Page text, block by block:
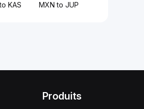
KAS MXN to JUP
Produits